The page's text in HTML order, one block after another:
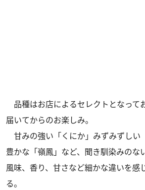
品種はお店によるセレクトとなって
届いてからのお楽しみ。
甘みの強い「くにか」みずみずしい
豊かな「嶺鳳」など、聞き馴染みのな
風味、香り、甘さなど細かな違いを感
る。